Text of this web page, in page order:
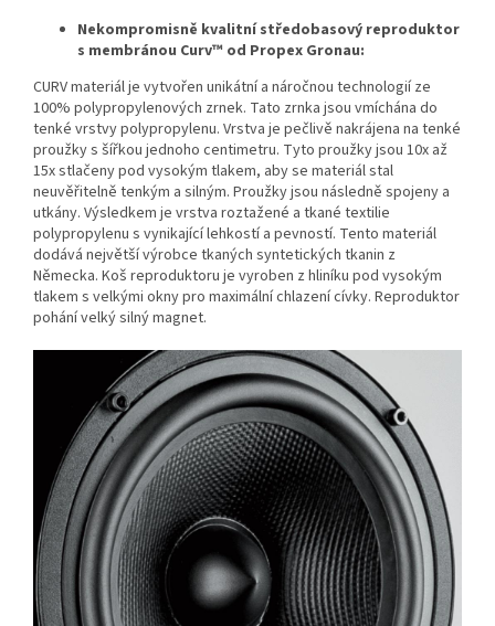
Nekompromisně kvalitní středobasový reproduktor
s membránou Curv™ od Propex Gronau:
CURV materiál je vytvořen unikátní a náročnou technologií ze
100% polypropylenových zrnek. Tato zrnka jsou vmíchána do
tenké vrstvy polypropylenu. Vrstva je pečlivě nakrájena na tenké
proužky s šířkou jednoho centimetru. Tyto proužky jsou 10x až
15x stlačeny pod vysokým tlakem, aby se materiál stal
neuvěřitelně tenkým a silným. Proužky jsou následně spojeny a
utkány. Výsledkem je vrstva roztažené a tkané textilie
polypropylenu s vynikající lehkostí a pevností. Tento materiál
dodává největší výrobce tkaných syntetických tkanin z
Německa. Koš reproduktoru je vyroben z hliníku pod vysokým
tlakem s velkými okny pro maximální chlazení cívky. Reproduktor
pohání velký silný magnet.